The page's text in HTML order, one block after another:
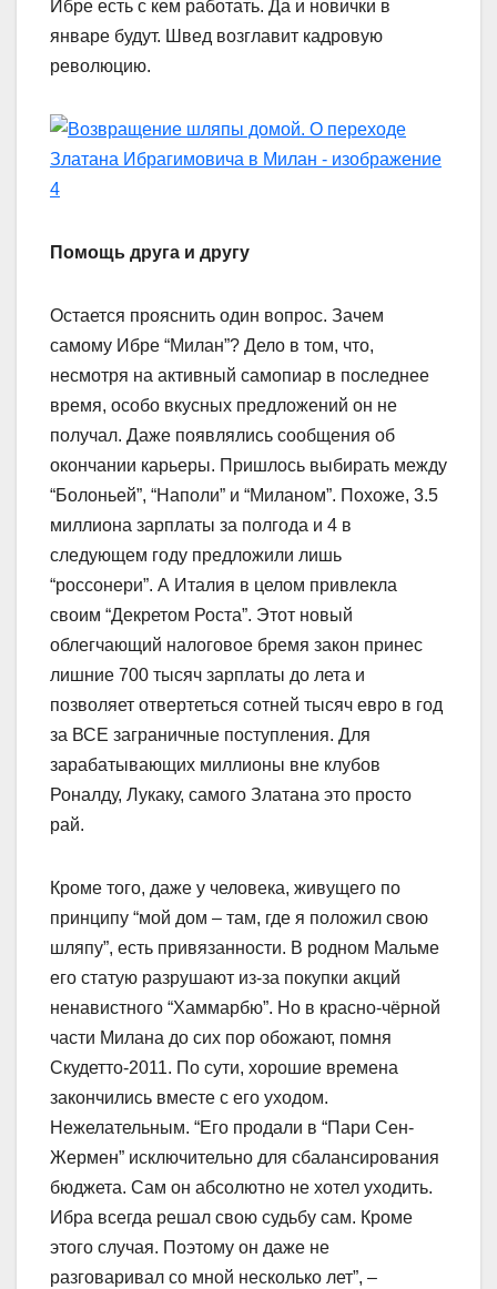
Ибре есть с кем работать. Да и новички в
январе будут. Швед возглавит кадровую
революцию.
Помощь друга и другу
Остается прояснить один вопрос. Зачем
самому Ибре “Милан”? Дело в том, что,
несмотря на активный самопиар в последнее
время, особо вкусных предложений он не
получал. Даже появлялись сообщения об
окончании карьеры. Пришлось выбирать между
“Болоньей”, “Наполи” и “Миланом”. Похоже, 3.5
миллиона зарплаты за полгода и 4 в
следующем году предложили лишь
“россонери”. А Италия в целом привлекла
своим “Декретом Роста”. Этот новый
облегчающий налоговое бремя закон принес
лишние 700 тысяч зарплаты до лета и
позволяет отвертеться сотней тысяч евро в год
за ВСЕ заграничные поступления. Для
зарабатывающих миллионы вне клубов
Роналду, Лукаку, самого Златана это просто
рай.
Кроме того, даже у человека, живущего по
принципу “мой дом – там, где я положил свою
шляпу”, есть привязанности. В родном Мальме
его статую разрушают из-за покупки акций
ненавистного “Хаммарбю”. Но в красно-чёрной
части Милана до сих пор обожают, помня
Скудетто-2011. По сути, хорошие времена
закончились вместе с его уходом.
Нежелательным. “Его продали в “Пари Сен-
Жермен” исключительно для сбалансирования
бюджета. Сам он абсолютно не хотел уходить.
Ибра всегда решал свою судьбу сам. Кроме
этого случая. Поэтому он даже не
разговаривал со мной несколько лет”, –